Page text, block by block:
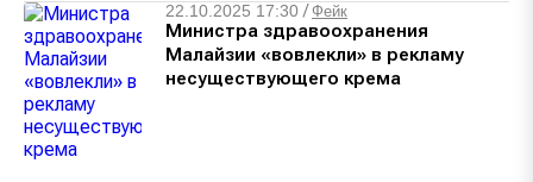
22.10.2025 17:30 /Фейк
Министра здравоохранения
Малайзии «вовлекли» в рекламу
несуществующего крема